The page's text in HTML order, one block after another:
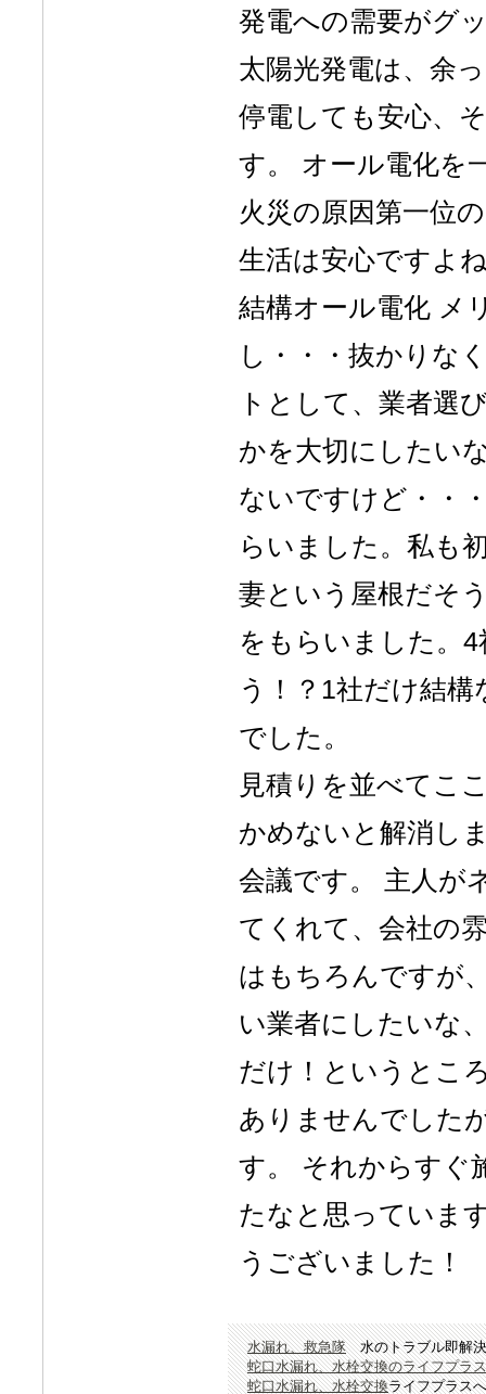
発電への需要がグ
太陽光発電は、余
停電しても安心、
す。 オール電化を
火災の原因第一位
生活は安心ですよ
結構オール電化 メ
し・・・抜かりな
トとして、業者選
かを大切にしたい
ないですけど・・
らいました。私も
妻という屋根だそ
をもらいました。
う！？1社だけ結
でした。
見積りを並べてこ
かめないと解消し
会議です。 主人が
てくれて、会社の
はもちろんですが
い業者にしたいな
だけ！というとこ
ありませんでした
す。 それからすぐ
たなと思っていま
うございました！
水漏れ、救急隊水のトラブル即解決
蛇口水漏れ、水栓交換のライフプラス
蛇口水漏れ、水栓交換ライフプラスへ